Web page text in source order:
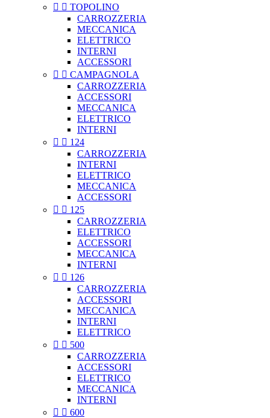
  TOPOLINO
CARROZZERIA
MECCANICA
ELETTRICO
INTERNI
ACCESSORI
  CAMPAGNOLA
CARROZZERIA
ACCESSORI
MECCANICA
ELETTRICO
INTERNI
  124
CARROZZERIA
INTERNI
ELETTRICO
MECCANICA
ACCESSORI
  125
CARROZZERIA
ELETTRICO
ACCESSORI
MECCANICA
INTERNI
  126
CARROZZERIA
ACCESSORI
MECCANICA
INTERNI
ELETTRICO
  500
CARROZZERIA
ACCESSORI
ELETTRICO
MECCANICA
INTERNI
  600